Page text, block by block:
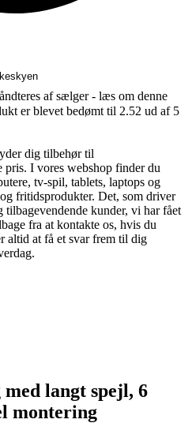
af sælger - læs om denne
er blevet bedømt til 2.52 ud af 5
dig tilbehør til
I vores webshop finder du
tv-spil, tablets, laptops og
fritidsprodukter. Det, som driver
tilbagevendende kunder, vi har fået
fra at kontakte os, hvis du
altid at få et svar frem til dig
langt spejl, 6
montering